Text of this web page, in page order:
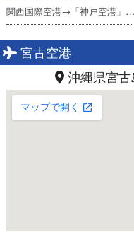
関西国際空港→「神戸空港」
宮古空港
沖縄県宮